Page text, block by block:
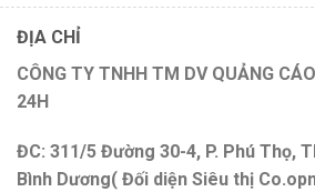
ĐỊA CHỈ
CÔNG TY TNHH TM DV QUẢNG
24H
ĐC: 311/5 Đường 30-4, P. Phú Thọ,
Bình Dương( Đối diện Siêu thị